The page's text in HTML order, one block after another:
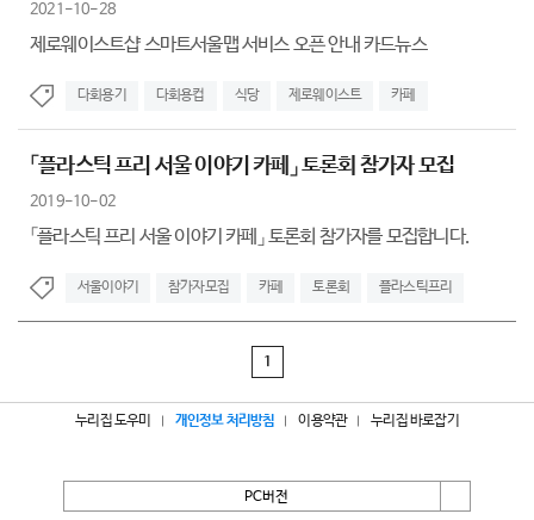
2021-10-28
제로웨이스트샵 스마트서울맵 서비스 오픈 안내 카드뉴스
다회용기 다회용컵 식당 제로웨이스트 카페
「플라스틱 프리 서울 이야기 카페」 토론회 참가자 모집
2019-10-02
「플라스틱 프리 서울 이야기 카페」 토론회 참가자를 모집합니다.
서울이야기 참가자모집 카페 토론회 플라스틱프리
1
누리집 도우미 개인정보 처리방침 이용약관 누리집 바로잡기
PC버전